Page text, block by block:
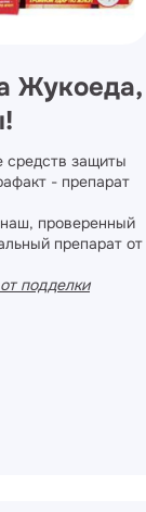
Жукоеда,
защиты
- препарат
проверенный
препарат от
подделки